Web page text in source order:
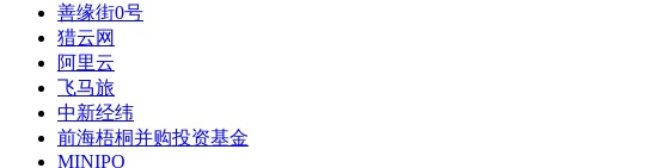
善缘街0号
猎云网
阿里云
飞马旅
中新经纬
前海梧桐并购投资基金
MINIPO